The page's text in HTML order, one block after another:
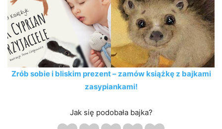
Zrób sobie i bliskim prezent – zamów książkę z bajkami
zasypiankami!
Jak się podobała bajka?